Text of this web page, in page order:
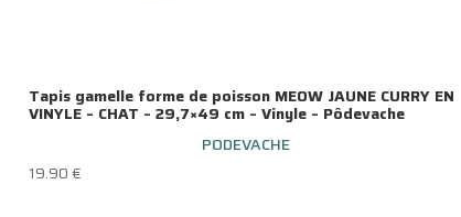
Tapis gamelle forme de poisson MEOW JAUNE CURRY EN
VINYLE – CHAT – 29,7×49 cm – Vinyle – Pôdevache
PODEVACHE
19.90€